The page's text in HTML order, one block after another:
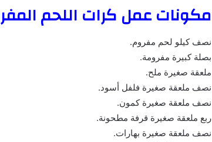
مكونات عمل كرات اللحم
نصف كيلو لحم مفروم.
بصلة كبيرة مفرومة.
ملعقة صغيرة ملح.
نصف ملعقة صغيرة فلفل أسود.
نصف ملعقة صغيرة كمون.
ربع ملعقة صغيرة قرفة مطحونة.
نصف ملعقة صغيرة بهارات.